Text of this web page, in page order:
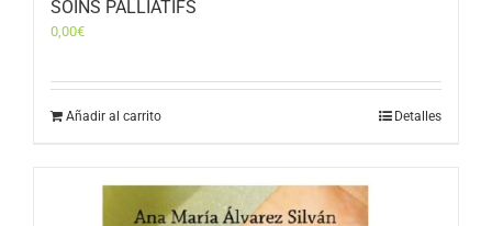
SOINS PALLIATIFS
0,00€
Añadir al carrito Detalles